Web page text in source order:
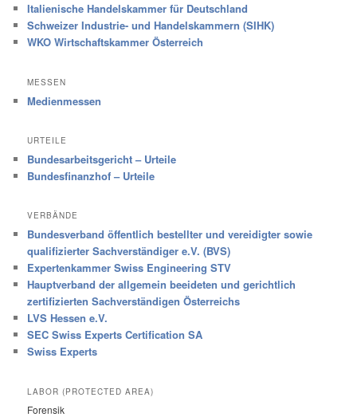
Italienische Handelskammer für Deutschland
Schweizer Industrie- und Handelskammern (SIHK)
WKO Wirtschaftskammer Österreich
MESSEN
Medienmessen
URTEILE
Bundesarbeitsgericht – Urteile
Bundesfinanzhof – Urteile
VERBÄNDE
Bundesverband öffentlich bestellter und vereidigter sowie
qualifizierter Sachverständiger e.V. (BVS)
Expertenkammer Swiss Engineering STV
Hauptverband der allgemein beeideten und gerichtlich
zertifizierten Sachverständigen Österreichs
LVS Hessen e.V.
SEC Swiss Experts Certification SA
Swiss Experts
LABOR (PROTECTED AREA)
Forensik